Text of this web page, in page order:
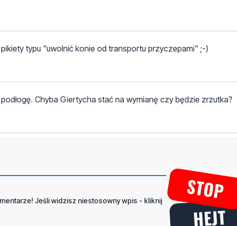
są zgnite.
Chyba Giertycha stać na wymianę czy będzie zrzutka?